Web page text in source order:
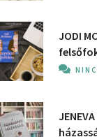
JODI